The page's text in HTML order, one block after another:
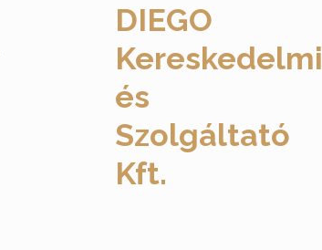
DIEGO
Kereskedelmi
és
Szolgáltató
Kft.